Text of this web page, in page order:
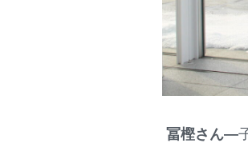
冨樫さん―